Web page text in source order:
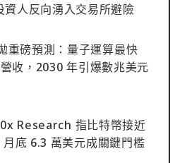
資人反向湧入交易所避險
重磅預測：量子運算最快
收，2030 年引爆數兆美元
Research 指比特幣接近
底 6.3 萬美元成關鍵門檻